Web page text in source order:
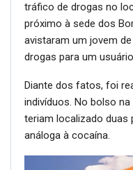
tráfico de drogas no
próximo à sede dos
avistaram um jovem
drogas para um
Diante dos fatos, foi
indivíduos. No bolso
teriam localizado duas
análoga à cocaína.